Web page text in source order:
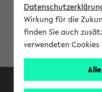
Wirkung für die
finden Sie auch
verwendeten